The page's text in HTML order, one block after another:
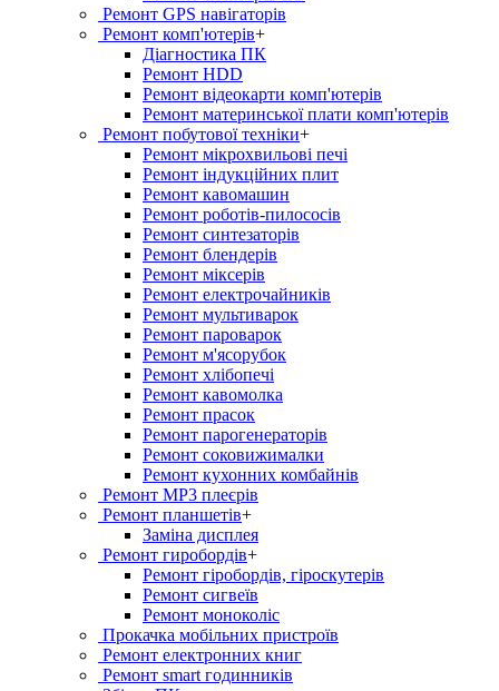
Ремонт GPS навігаторів
Ремонт комп'ютерів+
Діагностика ПК
Ремонт HDD
Ремонт відеокарти комп'ютерів
Ремонт материнської плати комп'ютерів
Ремонт побутової техніки+
Ремонт мікрохвильові печі
Ремонт індукційних плит
Ремонт кавомашин
Ремонт роботів-пилососів
Ремонт синтезаторів
Ремонт блендерiв
Ремонт мiксерiв
Ремонт електрочайників
Ремонт мультиварок
Ремонт пароварок
Ремонт м'ясорубок
Ремонт хлiбопечi
Ремонт кавомолка
Ремонт прасок
Ремонт парогенераторiв
Ремонт соковижималки
Ремонт кухонних комбайнів
Ремонт MP3 плеєрів
Ремонт планшетів+
Заміна дисплея
Ремонт гиробордiв+
Ремонт гіробордів, гіроскутерів
Ремонт сигвеїв
Ремонт моноколіс
Прокачка мобільних пристроїв
Ремонт електронних книг
Ремонт smart годинників